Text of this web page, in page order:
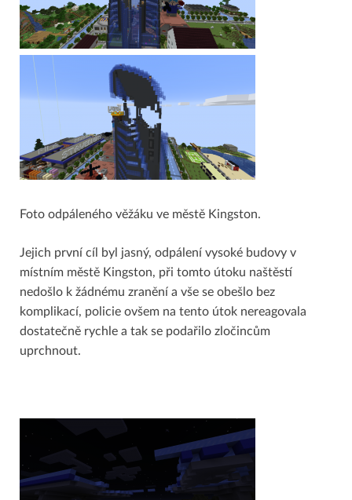
Foto odpáleného věžáku ve městě Kingston.
Jejich první cíl byl jasný, odpálení vysoké budovy v
místním městě Kingston, při tomto útoku naštěstí
nedošlo k žádnému zranění a vše se obešlo bez
komplikací, policie ovšem na tento útok nereagovala
dostatečně rychle a tak se podařilo zločincům
uprchnout.